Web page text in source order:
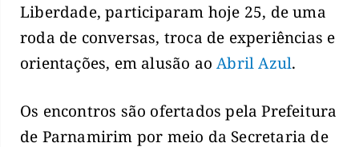
Liberdade, participaram hoje 25, de uma
roda de conversas, troca de experiências e
orientações, em alusão aoAbril Azul.
Os encontros são ofertados pela Prefeitura
de Parnamirim por meio da Secretaria de